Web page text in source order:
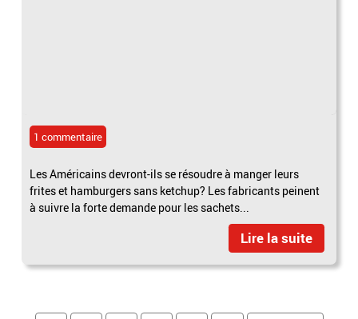
1 commentaire
Les Américains devront-ils se résoudre à manger leurs
frites et hamburgers sans ketchup? Les fabricants peinent
à suivre la forte demande pour les sachets...
Lire la suite